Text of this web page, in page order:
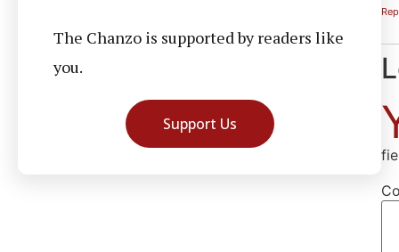
The Chanzo is supported by readers like
you.
Support Us